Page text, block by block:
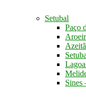
Setubal
Paço
Sines